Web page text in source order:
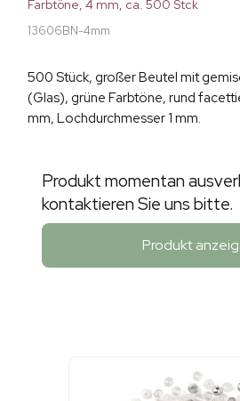
Farbtöne, 4 mm, ca. 500 Stck
13606BN-4mm
500 Stück, großer Beutel mit
(Glas), grüne Farbtöne, rund
mm, Lochdurchmesser 1 mm.
Produkt momentan
kontaktieren Sie uns bitte.
Produkt